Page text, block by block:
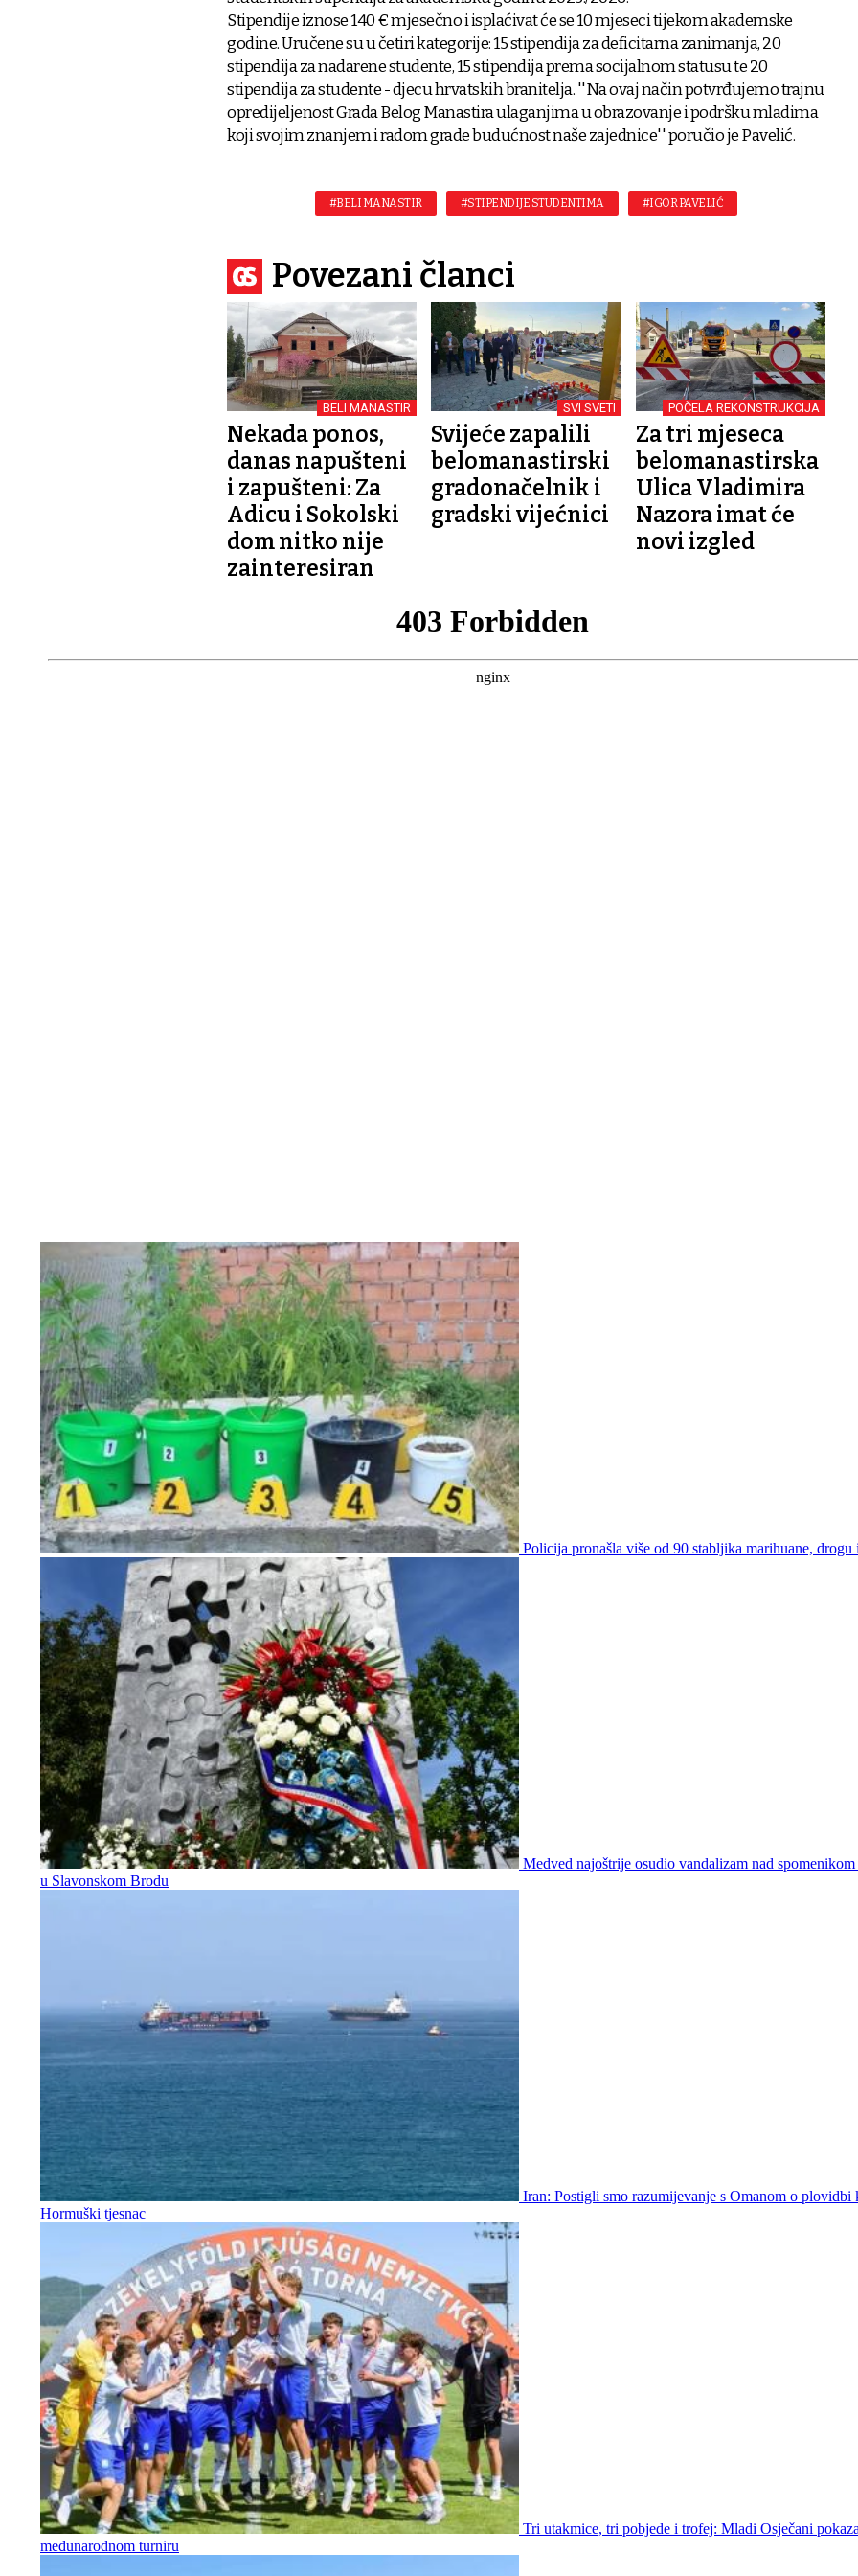
Stipendije iznose 140 € mjesečno i isplaćivat će se 10 mjeseci tijekom akademske
godine. Uručene su u četiri kategorije: 15 stipendija za deficitarna zanimanja, 20
stipendija za nadarene studente, 15 stipendija prema socijalnom statusu te 20
stipendija za studente - djecu hrvatskih branitelja. ''Na ovaj način potvrđujemo trajnu
opredijeljenost Grada Belog Manastira ulaganjima u obrazovanje i podršku mladima
koji svojim znanjem i radom grade budućnost naše zajednice'' poručio je Pavelić.
#BELI MANASTIR #STIPENDIJE STUDENTIMA #IGOR PAVELIĆ
Povezani članci
BELI MANASTIR
Nekada ponos,
danas napušteni
i zapušteni: Za
Adicu i Sokolski
dom nitko nije
zainteresiran
SVI SVETI
Svijeće zapalili
belomanastirski
gradonačelnik i
gradski vijećnici
POČELA REKONSTRUKCIJA
Za tri mjeseca
belomanastirska
Ulica Vladimira
Nazora imat će
novi izgled
Policija pronašla više od 90 stabljika marihuane,
Medved najoštrije osudio vandalizam nad
u Slavonskom Brodu
Iran: Postigli smo razumijevanje s Omanom o plovidbi
Hormuški tjesnac
Tri utakmice, tri pobjede i trofej: Mladi Osječani
međunarodnom turniru